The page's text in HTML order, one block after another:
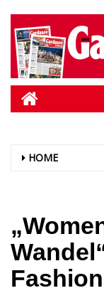
HOME
Fashion